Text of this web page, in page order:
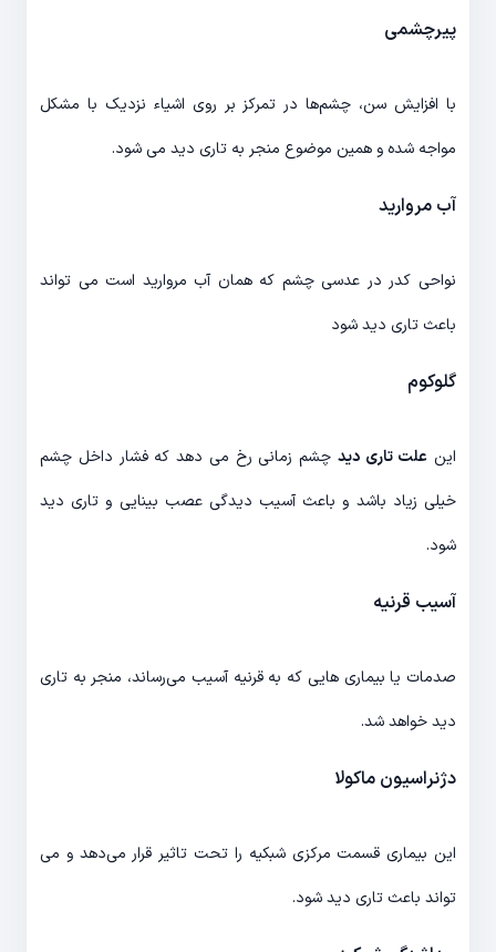
پیرچشمی
با افزایش سن، چشم‌ها در تمرکز بر روی اشیاء نزدیک با مشکل
مواجه شده و همین موضوع منجر به تاری دید می شود.
آب مروارید
نواحی کدر در عدسی چشم که همان آب مروارید است می تواند
باعث تاری دید شود
گلوکوم
این علت تاری دید چشم زمانی رخ می دهد که فشار داخل چشم
خیلی زیاد باشد و باعث آسیب دیدگی عصب بینایی و تاری دید
شود.
آسیب قرنیه
صدمات یا بیماری هایی که به قرنیه آسیب می‌رساند، منجر به تاری
دید خواهد شد.
دژنراسیون ماکولا
این بیماری قسمت مرکزی شبکیه را تحت تاثیر قرار می‌دهد و می
تواند باعث تاری دید شود.